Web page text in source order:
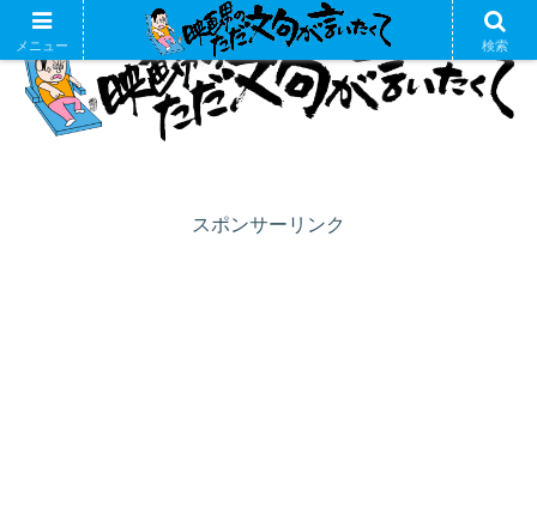
スポンサーリンク
メニュー 検索